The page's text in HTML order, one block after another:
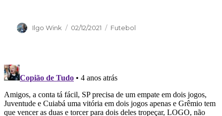
Autor
Ilgo Wink
Publicado
02/12/2021 Categorias
Futebol